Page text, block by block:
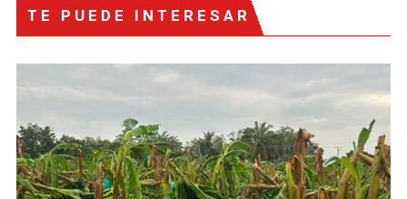
TE PUEDE INTERESAR